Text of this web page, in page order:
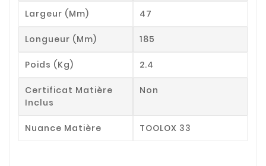
Largeur (mm) 47
Longueur (mm) 185
Poids (kg) 2.4
Certificat Matière
Inclus
Non
Nuance Matière TOOLOX 33